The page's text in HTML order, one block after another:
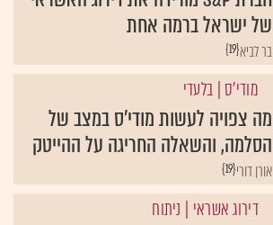
של ישראל ברמה אחת
{19}בר לביא
מודי'ס | בלעדי
מה צפויה לעשות מודי'ס במצב של
הסלמה, והשאלה החריגה על ההייטק
{19}אורן דורי
דירוג אשראי | ניתוח